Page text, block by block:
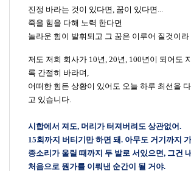
진정 바라는 것이 있다면, 꿈이 있다면 ...
죽을 힘을 다해 노력 한다면
놀라운 힘이 발휘되고 그 꿈은 이루어 질것이
저도 저희 회사가 10년, 20년, 100년이 되어도
록 간절히 바라며,
어떠한 힘든 상황이 있어도 오늘 하루 최선을
고 있습니다.
시합에서 져도, 머리가 터져버려도 상관없어 .
15회까지 버티기만 하면 돼. 아무도 거기까지
종소리가 울릴 때까지 두 발로 서있으면, 그건
처음으로 뭔가를 이뤄낸 순간이 될 거야.